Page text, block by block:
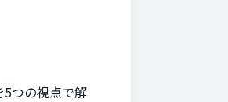
5つの視点で解